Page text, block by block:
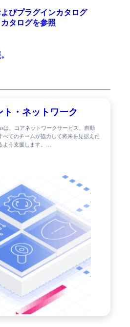
びプラグインカタログ
タログを参照
ト・ネットワーク
は、コアネットワークサービス、自動
べてのチームが協力して将来を見据えた
よう支援します。…